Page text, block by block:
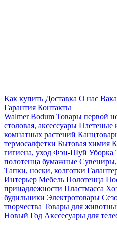
Как купить Доставка О нас
Гарантия Контакты
Walmer Bodum Товары первой
столовая, аксессуары Плетеные
комнатных растений
термосалфетки Бытовая химия
гигиена, уход Фэн-Шуй Уборка
полотенца бумажные
Тапки, носки, колготки
Интерьер Мебель Полотенца
принадлежности Пластмасса
будильники Электротовары
творчества Товары для
Новый Год Акссесуары для